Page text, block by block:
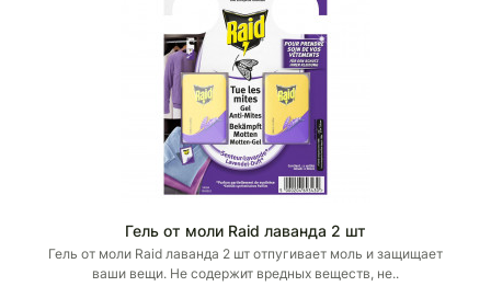
Гель от моли Raid лаванда 2 шт
Гель от моли Raid лаванда 2 шт отпугивает моль и защищает
ваши вещи. Не содержит вредных веществ, не..